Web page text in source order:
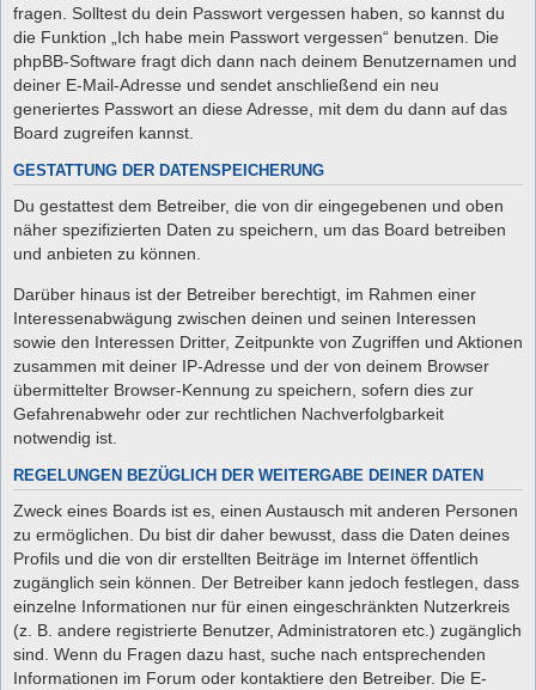
fragen. Solltest du dein Passwort vergessen haben, so kannst du
die Funktion „Ich habe mein Passwort vergessen“ benutzen. Die
phpBB-Software fragt dich dann nach deinem Benutzernamen und
deiner E-Mail-Adresse und sendet anschließend ein neu
generiertes Passwort an diese Adresse, mit dem du dann auf das
Board zugreifen kannst.
GESTATTUNG DER DATENSPEICHERUNG
Du gestattest dem Betreiber, die von dir eingegebenen und oben
näher spezifizierten Daten zu speichern, um das Board betreiben
und anbieten zu können.
Darüber hinaus ist der Betreiber berechtigt, im Rahmen einer
Interessenabwägung zwischen deinen und seinen Interessen
sowie den Interessen Dritter, Zeitpunkte von Zugriffen und Aktionen
zusammen mit deiner IP-Adresse und der von deinem Browser
übermittelter Browser-Kennung zu speichern, sofern dies zur
Gefahrenabwehr oder zur rechtlichen Nachverfolgbarkeit
notwendig ist.
REGELUNGEN BEZÜGLICH DER WEITERGABE DEINER DATEN
Zweck eines Boards ist es, einen Austausch mit anderen Personen
zu ermöglichen. Du bist dir daher bewusst, dass die Daten deines
Profils und die von dir erstellten Beiträge im Internet öffentlich
zugänglich sein können. Der Betreiber kann jedoch festlegen, dass
einzelne Informationen nur für einen eingeschränkten Nutzerkreis
(z. B. andere registrierte Benutzer, Administratoren etc.) zugänglich
sind. Wenn du Fragen dazu hast, suche nach entsprechenden
Informationen im Forum oder kontaktiere den Betreiber. Die E-